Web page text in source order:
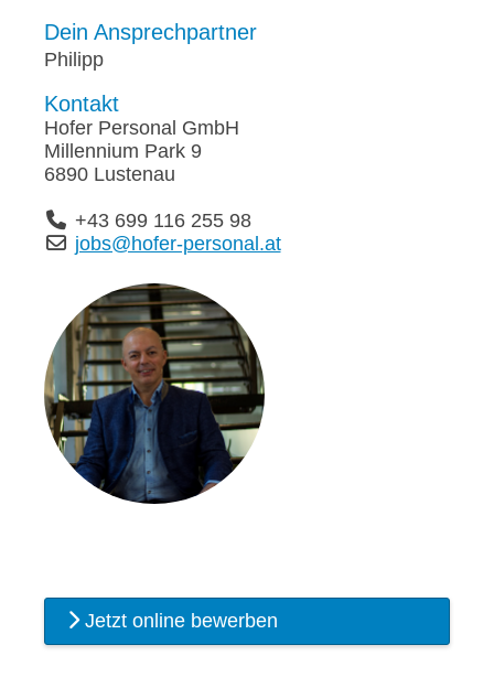
Dein Ansprechpartner
Philipp
Kontakt
Hofer Personal GmbH
Millennium Park 9
6890 Lustenau
+43 699 116 255 98
jobs@hofer-personal.at
Jetzt online bewerben